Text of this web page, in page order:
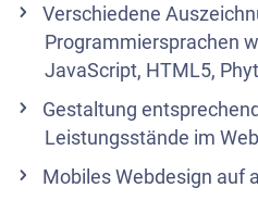
Verschiedene
Programmiersprachen
JavaScript, HTML5,
Gestaltung
Leistungsstände im
Mobiles Webdesign auf